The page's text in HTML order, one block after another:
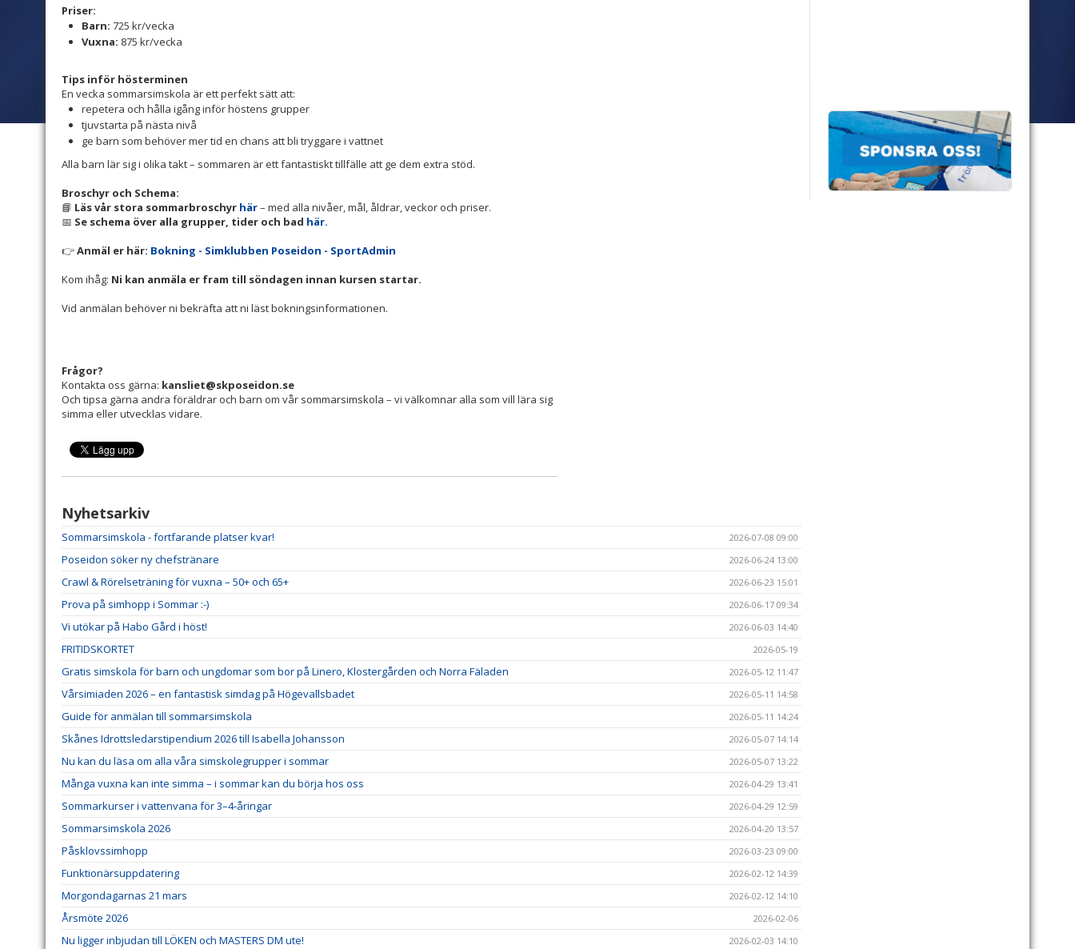
Priser:
Barn: 725 kr/vecka
Vuxna: 875 kr/vecka
Tips inför hösterminen
En vecka sommarsimskola är ett perfekt sätt att:
repetera och hålla igång inför höstens grupper
tjuvstarta på nästa nivå
ge barn som behöver mer tid en chans att bli tryggare i vattnet
Alla barn lär sig i olika takt – sommaren är ett fantastiskt tillfälle att ge dem extra stöd.
Broschyr och Schema:
📘 Läs vår stora sommarbroschyr här– med alla nivåer, mål, åldrar, veckor och priser.
📅 Se schema över alla grupper, tider och bad här.
👉Anmäl er här: Bokning - Simklubben Poseidon - SportAdmin
Kom ihåg: Ni kan anmäla er fram till söndagen innan kursen startar.
Vid anmälan behöver ni bekräfta att ni läst bokningsinformationen.
Frågor?
Kontakta oss gärna: kansliet@skposeidon.se
Och tipsa gärna andra föräldrar och barn om vår sommarsimskola – vi välkomnar alla som vill lära sig
simma eller utvecklas vidare.
Nyhetsarkiv
Sommarsimskola - fortfarande platser kvar! 2026-07-08 09:00
Poseidon söker ny chefstränare 2026-06-24 13:00
Crawl & Rörelseträning för vuxna – 50+ och 65+ 2026-06-23 15:01
Prova på simhopp i Sommar :-) 2026-06-17 09:34
Vi utökar på Habo Gård i höst! 2026-06-03 14:40
FRITIDSKORTET 2026-05-19
Gratis simskola för barn och ungdomar som bor på Linero, Klostergården och Norra Fäladen 2026-05-12 11:47
Vårsimiaden 2026 – en fantastisk simdag på Högevallsbadet 2026-05-11 14:58
Guide för anmälan till sommarsimskola 2026-05-11 14:24
Skånes Idrottsledarstipendium 2026 till Isabella Johansson 2026-05-07 14:14
Nu kan du läsa om alla våra simskolegrupper i sommar 2026-05-07 13:22
Många vuxna kan inte simma – i sommar kan du börja hos oss 2026-04-29 13:41
Sommarkurser i vattenvana för 3–4-åringar 2026-04-29 12:59
Sommarsimskola 2026 2026-04-20 13:57
Påsklovssimhopp 2026-03-23 09:00
Funktionärsuppdatering 2026-02-12 14:39
Morgondagarnas 21 mars 2026-02-12 14:10
Årsmöte 2026 2026-02-06
Nu ligger inbjudan till LÖKEN och MASTERS DM ute! 2026-02-03 14:10